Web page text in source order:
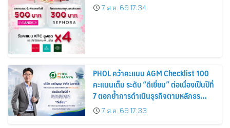
7 ส.ค. 69 17:34
PHOL คว้าคะแนน AGM Checklist 100
คะแนนเต็ม ระดับ “ดีเยี่ยม” ต่อเนื่องเป็นปีที่
7 ตอกย้ำการดำเนินธุรกิจตามหลักธร
รมาภิบาล โปร่งใส สร้างความเชื่อมั่นผู้ถือ
หุ้น
7 ส.ค. 69 17:33